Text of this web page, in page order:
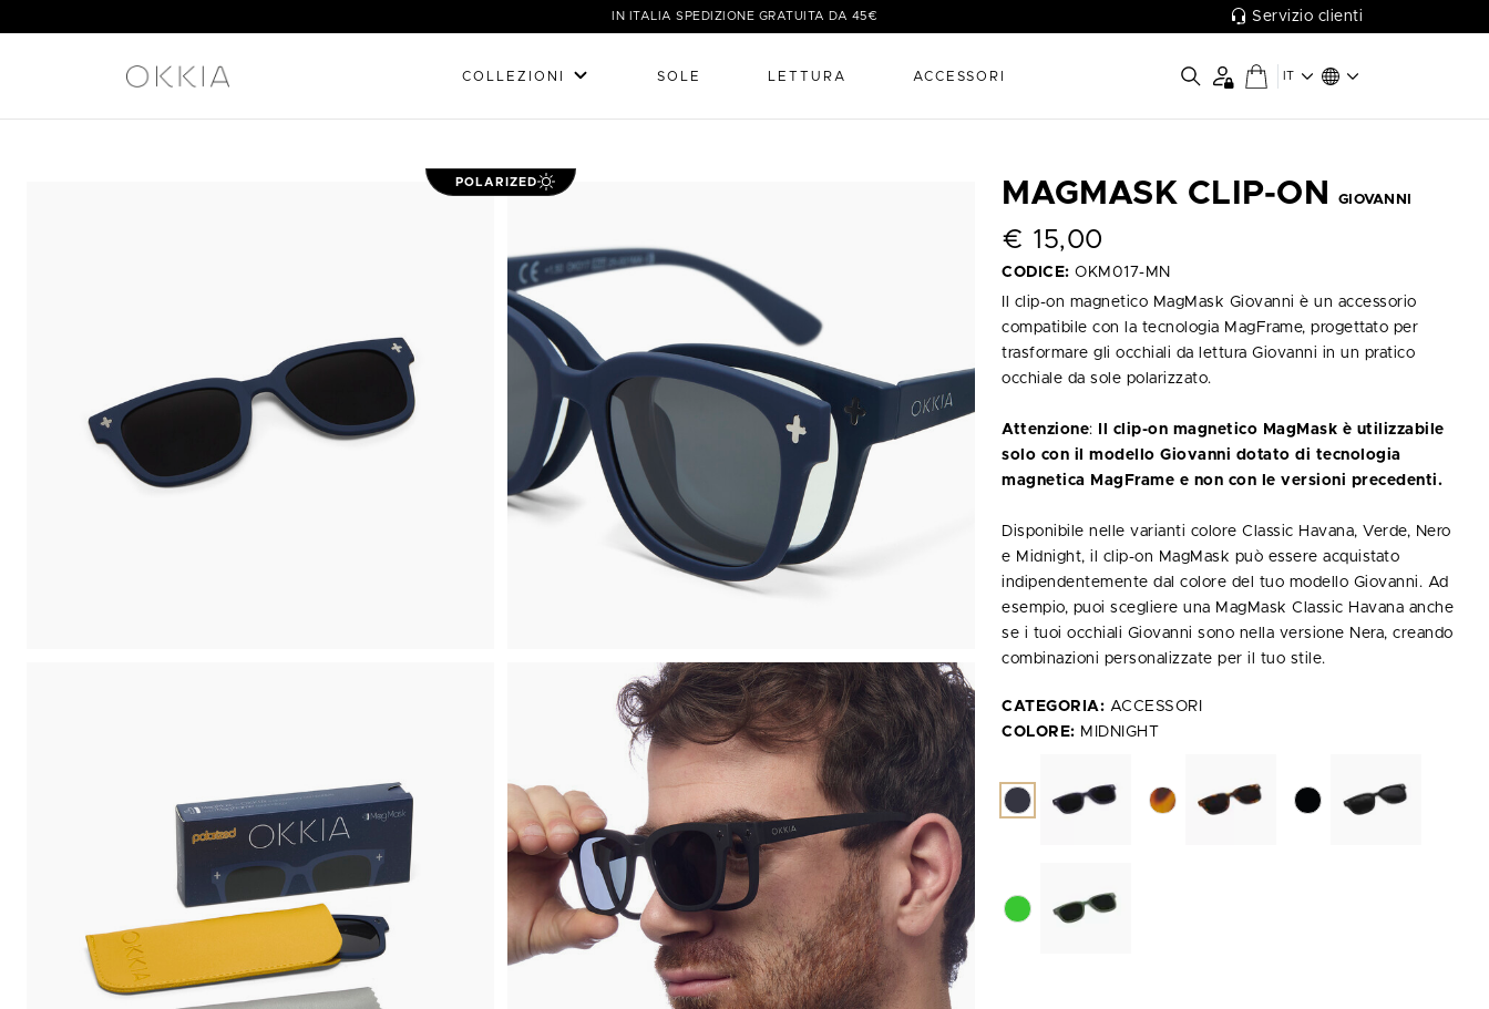
IN ITALIA SPEDIZIONE GRATUITA DA 45€ Servizio clienti
COLLEZIONI SOLE LETTURA ACCESSORI IT
POLARIZED MAGMASK CLIP-ON GIOVANNI
€ 15,00
CODICE: OKM017-MN
Il clip-on magnetico MagMask Giovanni è un accessorio
compatibile con la tecnologia MagFrame, progettato per
trasformare gli occhiali da lettura Giovanni in un pratico
occhiale da sole polarizzato.
Attenzione: Il clip-on magnetico MagMask è utilizzabile
solo con il modello Giovanni dotato di tecnologia
magnetica MagFrame e non con le versioni precedenti.
Disponibile nelle varianti colore Classic Havana, Verde, Nero
e Midnight, il clip-on MagMask può essere acquistato
indipendentemente dal colore del tuo modello Giovanni. Ad
esempio, puoi scegliere una MagMask Classic Havana anche
se i tuoi occhiali Giovanni sono nella versione Nera, creando
combinazioni personalizzate per il tuo stile.
CATEGORIA: ACCESSORI
COLORE: MIDNIGHT